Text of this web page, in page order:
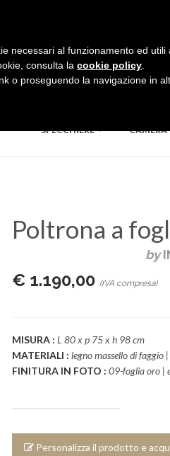
SPECCHIERE CAMERA
Poltrona a
by
€ 1.190,00 (IVA compresa)
MISURA : L 80 x p 75 x h 98 cm
MATERIALI : legno massello di faggio
FINITURA IN FOTO : 09-foglia oro |
Personalizza il prodotto e
necessari al funzionamento ed
consulta la cookie policy
o proseguendo la navigazione in